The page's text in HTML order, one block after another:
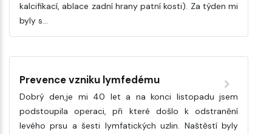
kalcifikací, ablace zadní hrany patní kosti). Za týden mi
byly s…
Prevence vzniku lymfedému
Dobrý den,je mi 40 let a na konci listopadu jsem
podstoupila operaci, při které došlo k odstranění
levého prsu a šesti lymfatických uzlin. Naštěstí byly